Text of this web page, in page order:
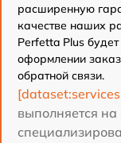
расширенную
качестве наших
Perfetta Plus
оформлении
обратной связи.
выполняется на